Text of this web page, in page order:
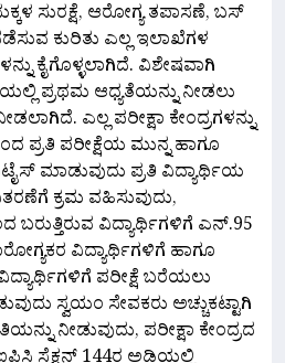
ಸುರಕ್ಷೆ, ಆರೋಗ್ಯ ತಪಾಸಣೆ, ಬಸ್
ಕುರಿತು ಎಲ್ಲ ಇಲಾಖೆಗಳ
ಕೈಗೊಳ್ಳಲಾಗಿದೆ. ವಿಶೇಷವಾಗಿ
ಪ್ರಥಮ ಆಧ್ಯತೆಯನ್ನು ನೀಡಲು
ಎಲ್ಲ ಪರೀಕ್ಷಾ ಕೇಂದ್ರಗಳನ್ನು
ಪ್ರತಿ ಪರೀಕ್ಷೆಯ ಮುನ್ನ ಹಾಗೂ
ಮಾಡುವುದು ಪ್ರತಿ ವಿದ್ಯಾರ್ಥಿಯ
ಕ್ರಮ ವಹಿಸುವುದು,
ವಿದ್ಯಾರ್ಥಿಗಳಿಗೆ ಎನ್.95
ವಿದ್ಯಾರ್ಥಿಗಳಿಗೆ ಹಾಗೂ
ಪರೀಕ್ಷೆ ಬರೆಯಲು
ಸ್ವಯಂ ಸೇವಕರು ಅಚ್ಚುಕಟ್ಟಾಗಿ
ನೀಡುವುದು, ಪರೀಕ್ಷಾ ಕೇಂದ್ರದ